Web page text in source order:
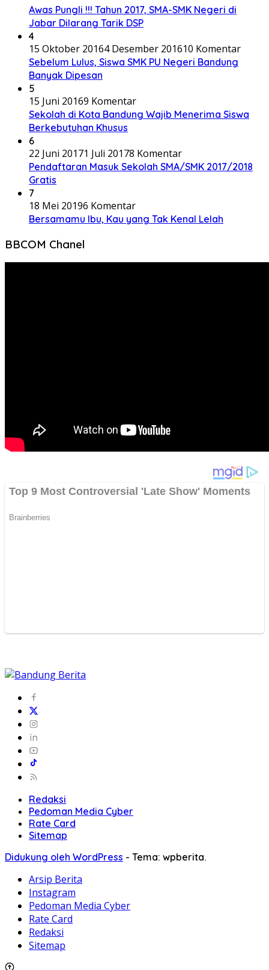
Awas Pungli !!! Tahun 2017, SMA-SMK Negeri di
Jabar Dilarang Tarik DSP
4
15 Oktober 20164 Desember 201610 Komentar
Sebelum Lulus, Siswa SMK PU Negeri Bandung
Banyak Dipesan
5
15 Juni 20169 Komentar
Sekolah di Kota Bandung Wajib Menerima Siswa
Berkebutuhan Khusus
6
22 Juni 20171 Juli 20178 Komentar
Pendaftaran Masuk Sekolah SMA/SMK 2017/2018
Gratis
7
18 Mei 20196 Komentar
Bersamamu Ibu, Kau yang Tak Kenal Lelah
BBCOM Chanel
Redaksi
Pedoman Media Cyber
Rate Card
Sitemap
Didukung oleh WordPress - Tema: wpberita.
Arsip Berita
Instagram
Pedoman Media Cyber
Rate Card
Redaksi
Sitemap